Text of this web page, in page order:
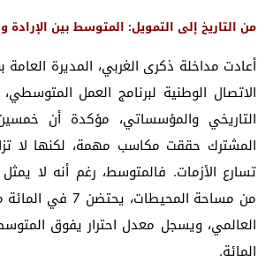
من التاريخ إلى التمويل: المتوسط بين الإرادة
أعادت مداخلة ذكرى الغربي، المديرة العامة
الاتصال الوطنية لبرنامج العمل
التاريخي والمؤسساتي، مؤكدة أن
المشترك حققت مكاسب مهمة، لكنها لا
من مساحة المحيطات،
المائة.